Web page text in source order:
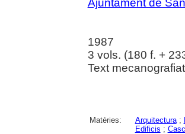
1987
3 vols. (180 f. +
Text
Matèries: Arquitectura;
Edificis ;